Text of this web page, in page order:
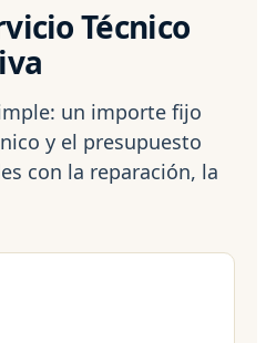
Técnico
un importe fijo
y el presupuesto
con la reparación, la